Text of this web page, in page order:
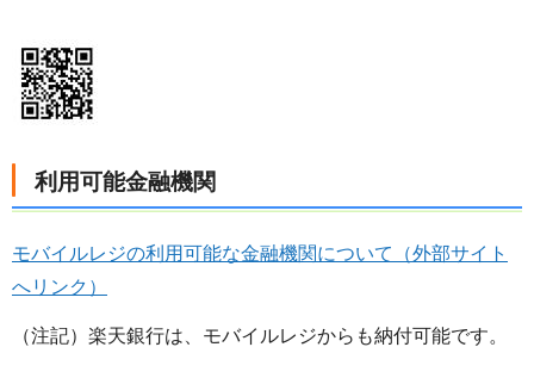
利用可能金融機関
モバイルレジの利用可能な金融機関について（外部サイト
へリンク）
（注記）楽天銀行は、モバイルレジからも納付可能です。